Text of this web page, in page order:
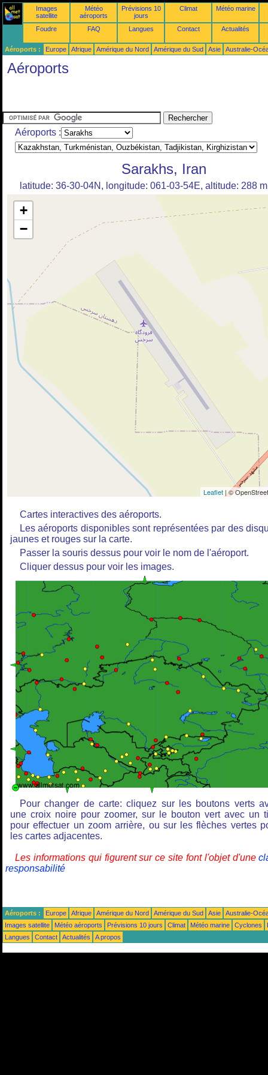
Images
satellite
Météo
aéroports
Prévisions 10
jours
Climat Météo marine
Foudre FAQ Langues Contact Actualités
Aéroports : Europe Afrique Amérique du Nord Amérique du Sud Asie Australie-
Aéroports
Aéroports :
Sarakhs, Iran
latitude: 36-30-04N, longitude: 061-03-54E, altitude: 288 m
+
−
Leaflet | ©
Cartes interactives des aéroports.
Les aéroports disponibles sont représentées par des
jaunes et rouges sur la carte.
Passer la souris dessus pour voir le nom de l'aéroport.
Cliquer dessus pour voir les images.
Pour changer de carte: cliquez sur les boutons verts
une croix noire pour zoomer, sur le bouton vert avec un
pour effectuer un zoom arrière, ou sur les flèches vertes
les cartes adjacentes.
Les informations qui figurent sur ce site font l'objet d'une
responsabilité
Aéroports : Europe Afrique Amérique du Nord Amérique du Sud Asie
Australie-
Images satellite
Météo aéroports Prévisions 10 jours Climat Météo marine Cyclones
Langues
Contact Actualités A propos